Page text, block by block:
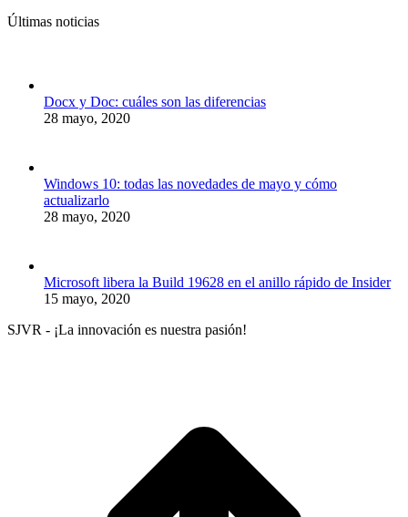
Últimas noticias
Docx y Doc: cuáles son las diferencias
28 mayo, 2020
Windows 10: todas las novedades de mayo y cómo
actualizarlo
28 mayo, 2020
Microsoft libera la Build 19628 en el anillo rápido de Insider
15 mayo, 2020
SJVR - ¡La innovación es nuestra pasión!